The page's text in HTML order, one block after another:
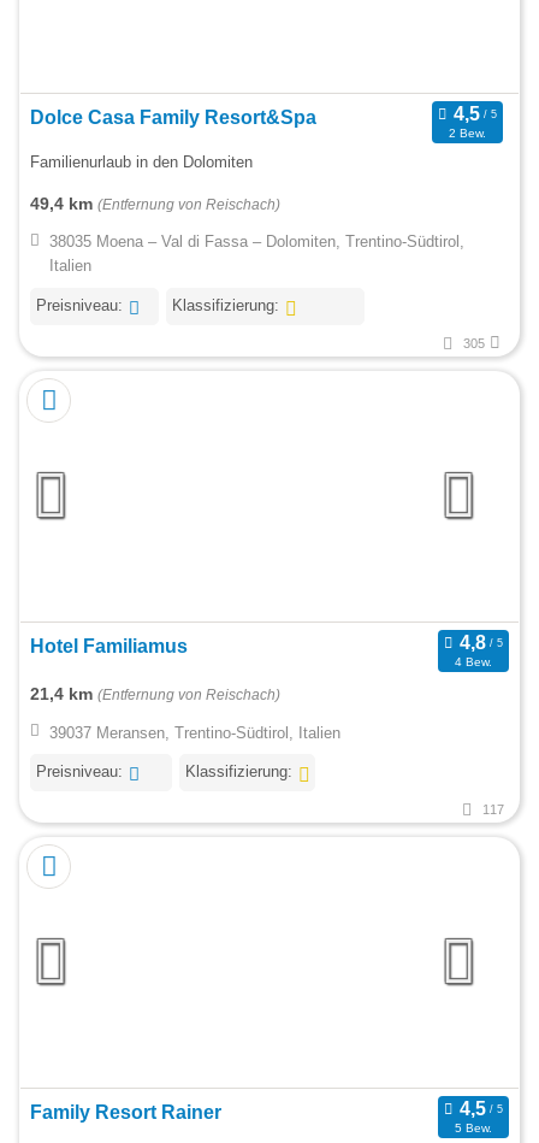
Dolce Casa Family Resort&Spa
2 Bew.
Familienurlaub in den Dolomiten
49,4 km (Entfernung von Reischach)
38035 Moena – Val di Fassa – Dolomiten, Trentino-Südtirol,
Italien
Preisniveau: Klassifizierung:
305
Hotel Familiamus
4 Bew.
21,4 km (Entfernung von Reischach)
39037 Meransen, Trentino-Südtirol, Italien
Preisniveau: Klassifizierung:
117
Family Resort Rainer
5 Bew.